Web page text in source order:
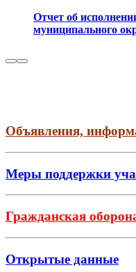
Отчет об
муниципального
Объявления,
Меры поддержки
Гражданская
Открытые данные